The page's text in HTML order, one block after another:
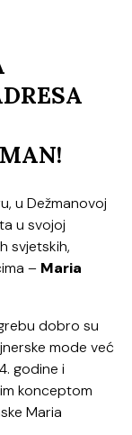
u Dežmanovoj
u svojoj
svjetskih,
– Maria
dobro su
mode već
godine i
konceptom
Maria